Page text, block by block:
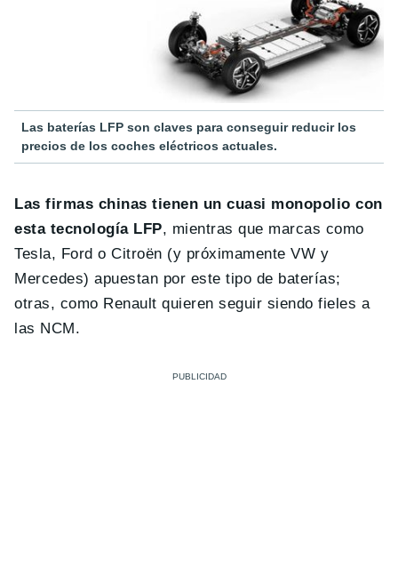
Las baterías LFP son claves para conseguir reducir los
precios de los coches eléctricos actuales.
Las firmas chinas tienen un cuasi monopolio con
esta tecnología LFP, mientras que marcas como
Tesla, Ford o Citroën (y próximamente VW y
Mercedes) apuestan por este tipo de baterías;
otras, como Renault quieren seguir siendo fieles a
las NCM.